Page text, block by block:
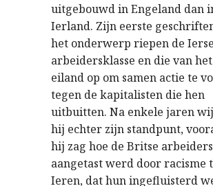
uitgebouwd in Engeland dan
Ierland. Zijn eerste
het onderwerp riepen de Ierse
arbeidersklasse en die van
eiland op om samen actie te
tegen de kapitalisten die hen
uitbuitten. Na enkele jaren
hij echter zijn standpunt,
hij zag hoe de Britse
aangetast werd door racisme
Ieren, dat hun ingefluisterd